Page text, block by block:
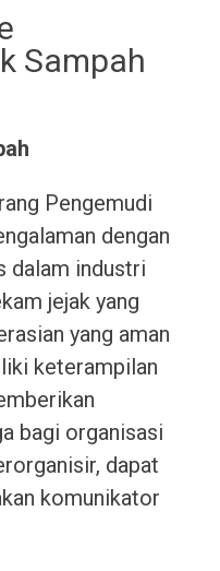
Sampah
Pengemudi
dengan
dalam industri
jejak yang
yang aman
keterampilan
bagi organisasi
dapat
komunikator